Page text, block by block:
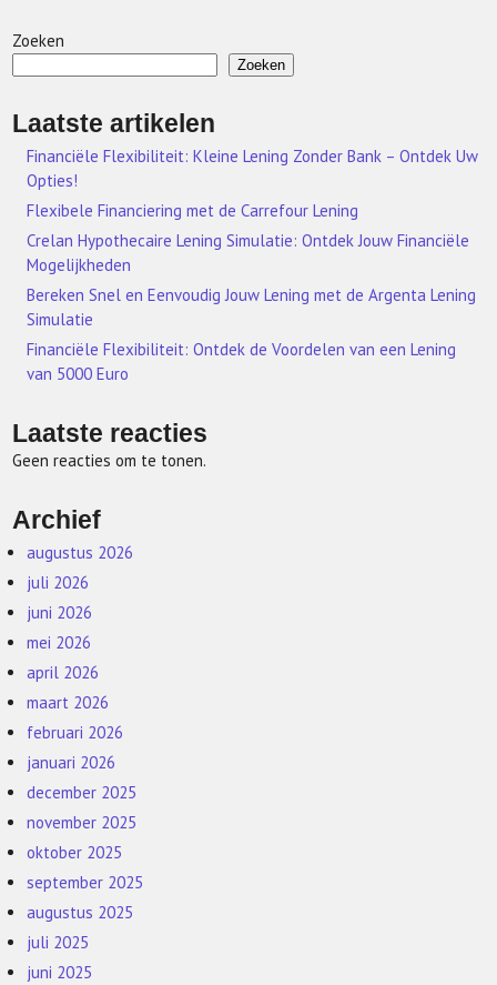
Zoeken
Zoeken
Laatste artikelen
Financiële Flexibiliteit: Kleine Lening Zonder Bank – Ontdek Uw
Opties!
Flexibele Financiering met de Carrefour Lening
Crelan Hypothecaire Lening Simulatie: Ontdek Jouw Financiële
Mogelijkheden
Bereken Snel en Eenvoudig Jouw Lening met de Argenta Lening
Simulatie
Financiële Flexibiliteit: Ontdek de Voordelen van een Lening
van 5000 Euro
Laatste reacties
Geen reacties om te tonen.
Archief
augustus 2026
juli 2026
juni 2026
mei 2026
april 2026
maart 2026
februari 2026
januari 2026
december 2025
november 2025
oktober 2025
september 2025
augustus 2025
juli 2025
juni 2025